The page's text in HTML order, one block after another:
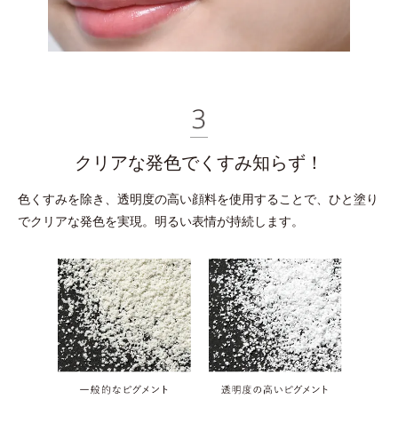
クリアな発色でくすみ知らず！
色くすみを除き、透明度の高い顔料を使用することで、 ひと塗り
でクリアな発色を実現。明るい表情が持続します。